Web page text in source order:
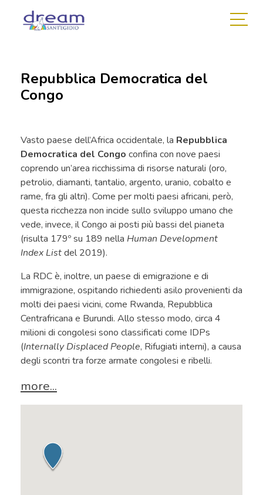
Repubblica Democratica del
Congo
Vasto paese dell’Africa occidentale, la Repubblica
Democratica del Congo confina con nove paesi
coprendo un’area ricchissima di risorse naturali (oro,
petrolio, diamanti, tantalio, argento, uranio, cobalto e
rame, fra gli altri). Come per molti paesi africani, però,
questa ricchezza non incide sullo sviluppo umano che
vede, invece, il Congo ai posti più bassi del pianeta
(risulta 179º su 189 nella Human Development
Index Listdel 2019).
La RDC è, inoltre, un paese di emigrazione e di
immigrazione, ospitando richiedenti asilo provenienti da
molti dei paesi vicini, come Rwanda, Repubblica
Centrafricana e Burundi. Allo stesso modo, circa 4
milioni di congolesi sono classificati come IDPs
(Internally Displaced People, Rifugiati interni), a causa
degli scontri tra forze armate congolesi e ribelli.
more...